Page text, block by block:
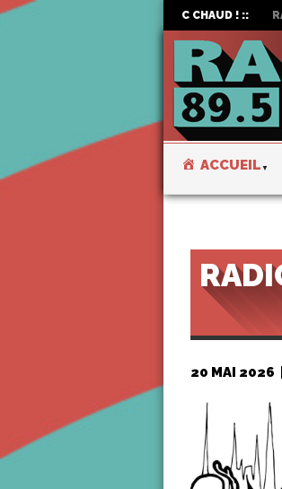
C CHAUD ! ::
ACCUEIL
20 MAI 2026